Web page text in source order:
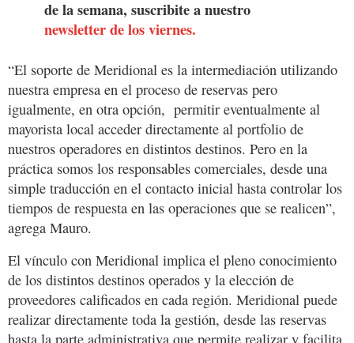
de la semana, suscribite a nuestro
newsletter de los viernes.
“El soporte de Meridional es la intermediación utilizando
nuestra empresa en el proceso de reservas pero
igualmente, en otra opción, permitir eventualmente al
mayorista local acceder directamente al portfolio de
nuestros operadores en distintos destinos. Pero en la
práctica somos los responsables comerciales, desde una
simple traducción en el contacto inicial hasta controlar los
tiempos de respuesta en las operaciones que se realicen”,
agrega Mauro.
El vínculo con Meridional implica el pleno conocimiento
de los distintos destinos operados y la elección de
proveedores calificados en cada región. Meridional puede
realizar directamente toda la gestión, desde las reservas
hasta la parte administrativa que permite realizar y facilita